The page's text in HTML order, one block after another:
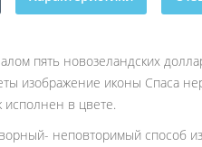
пять новозеландских
изображение иконы Спаса
исполнен в цвете.
неповторимый способ